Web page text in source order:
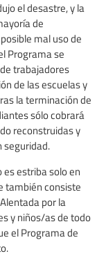
el desastre, y la
de
mal uso de
Programa se
trabajadores
de las escuelas y
la terminación de
sólo cobrará
reconstruidas y
seguridad.
es estriba solo en
también consiste
por la
y niños/as de todo
el Programa de